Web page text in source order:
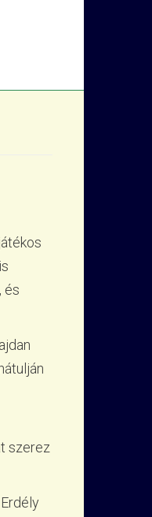
és
szerez